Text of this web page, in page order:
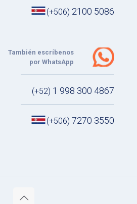
(+506) 2100 5086
También escríbenos
por WhatsApp
(+52) 1 998 300 4867
(+506) 7270 3550